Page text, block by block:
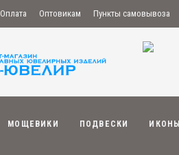
Оплата Оптовикам Пункты самовывоза
МОЩЕВИКИ ПОДВЕСКИ ИКОНЫ